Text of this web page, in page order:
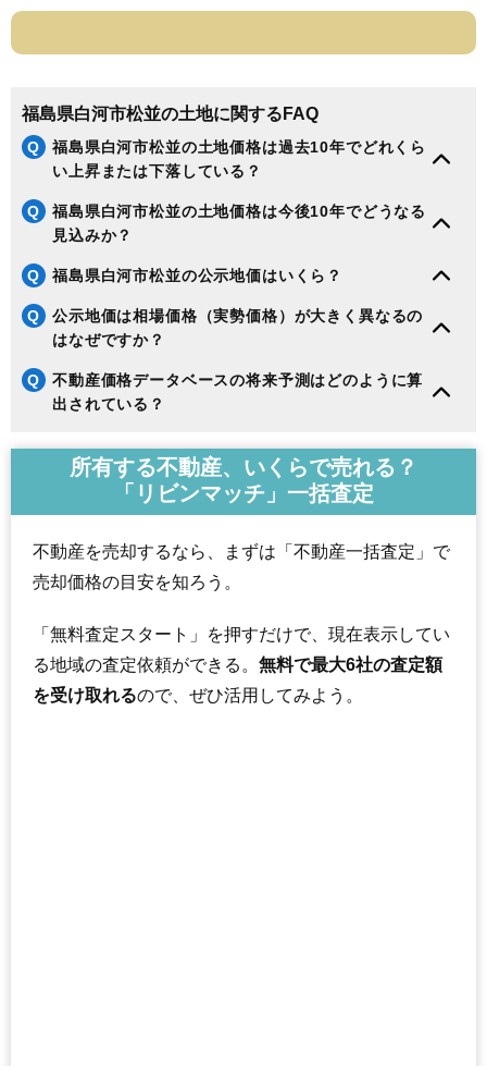
福島県白河市松並の土地に関するFAQ
Q
福島県白河市松並の土地価格は過去10年でどれくら
い上昇または下落している？
Q
福島県白河市松並の土地価格は今後10年でどうなる
見込みか？
Q 福島県白河市松並の公示地価はいくら？
Q
公示地価は相場価格（実勢価格）が大きく異なるの
はなぜですか？
Q
不動産価格データベースの将来予測はどのように算
出されている？
所有する不動産、いくらで売れる？
「リビンマッチ」一括査定
不動産を売却するなら、まずは「不動産一括査定」で
売却価格の目安を知ろう。
「無料査定スタート」を押すだけで、現在表示してい
る地域の査定依頼ができる。 無料で最大6社の査定額
を受け取れるので、ぜひ活用してみよう。